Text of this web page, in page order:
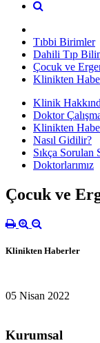
Tıbbi Birimler
Dahili Tıp
Çocuk ve
Klinikten
Klinik
Doktor
Klinikten
Nasıl Gidilir?
Sıkça Sorulan
Doktorlarımız
Çocuk ve
Klinikten Haberler
05 Nisan 2022
Kurumsal